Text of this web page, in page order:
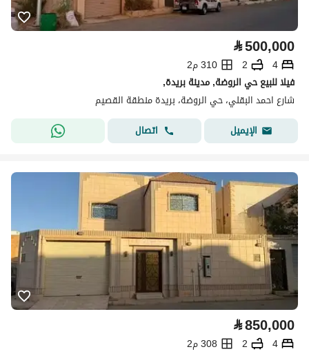
⃁500,000
4
2
310 م2
فيلا للبيع حي الروضة, مدينة بريدة,
شارع احمد البقلي، حي الروضة، بريدة منطقة القصيم
الإيميل
اتصال
⃁850,000
4
2
308 م2